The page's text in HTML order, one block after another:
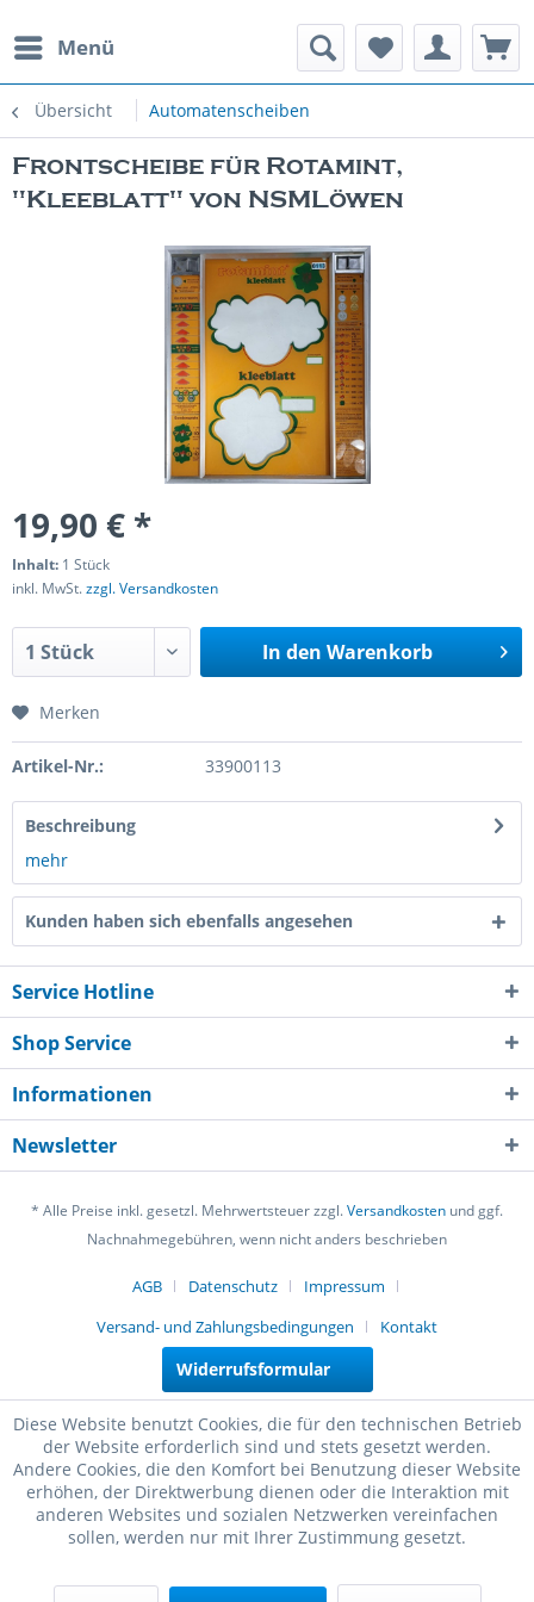
Menü
Übersicht Automatenscheiben
Spielautomaten
Frontscheibe für Rotamint,
"Kleeblatt" von NSMLöwen
19,90 € *
Inhalt: 1 Stück
inkl. MwSt.zzgl. Versandkosten
In den Warenkorb
Merken
Artikel-Nr.: 33900113
Beschreibung
mehr
Kunden haben sich ebenfalls angesehen
Service Hotline
Shop Service
Informationen
Newsletter
* Alle Preise inkl. gesetzl. Mehrwertsteuer zzgl.Versandkosten und ggf.
Nachnahmegebühren, wenn nicht anders beschrieben
AGB Datenschutz
Impressum
Versand- und Zahlungsbedingungen
Kontakt
Widerrufsformular
Diese Website benutzt Cookies, die für den technischen Betrieb
der Website erforderlich sind und stets gesetzt werden.
Andere Cookies, die den Komfort bei Benutzung dieser Website
erhöhen, der Direktwerbung dienen oder die Interaktion mit
anderen Websites und sozialen Netzwerken vereinfachen
sollen, werden nur mit Ihrer Zustimmung gesetzt.